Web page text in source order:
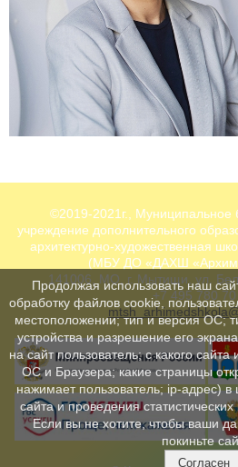
©2019-2021г., Муниципальное
учреждение дополнительного
архитектурно-художественная
(МБУ ДО «ДАХШ
141006, МО, г. Мытищи, ул.
+7 495 780 70
Продолжая использовать наш
обработку файлов cookie,
местоположении; тип и версия ОС;
устройства и разрешение его
на сайт пользователь; с какого
ОС и Браузера; какие страницы
нажимает пользователь; ip-адрес)
сайта и проведения
Если вы не хотите, чтобы ваши
покиньте
Согласен